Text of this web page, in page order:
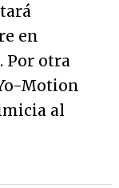
en
Por otra
Motion
al